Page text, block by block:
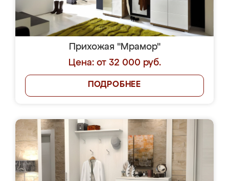
Прихожая "Мрамор"
Цена: от 32 000 руб.
ПОДРОБНЕЕ